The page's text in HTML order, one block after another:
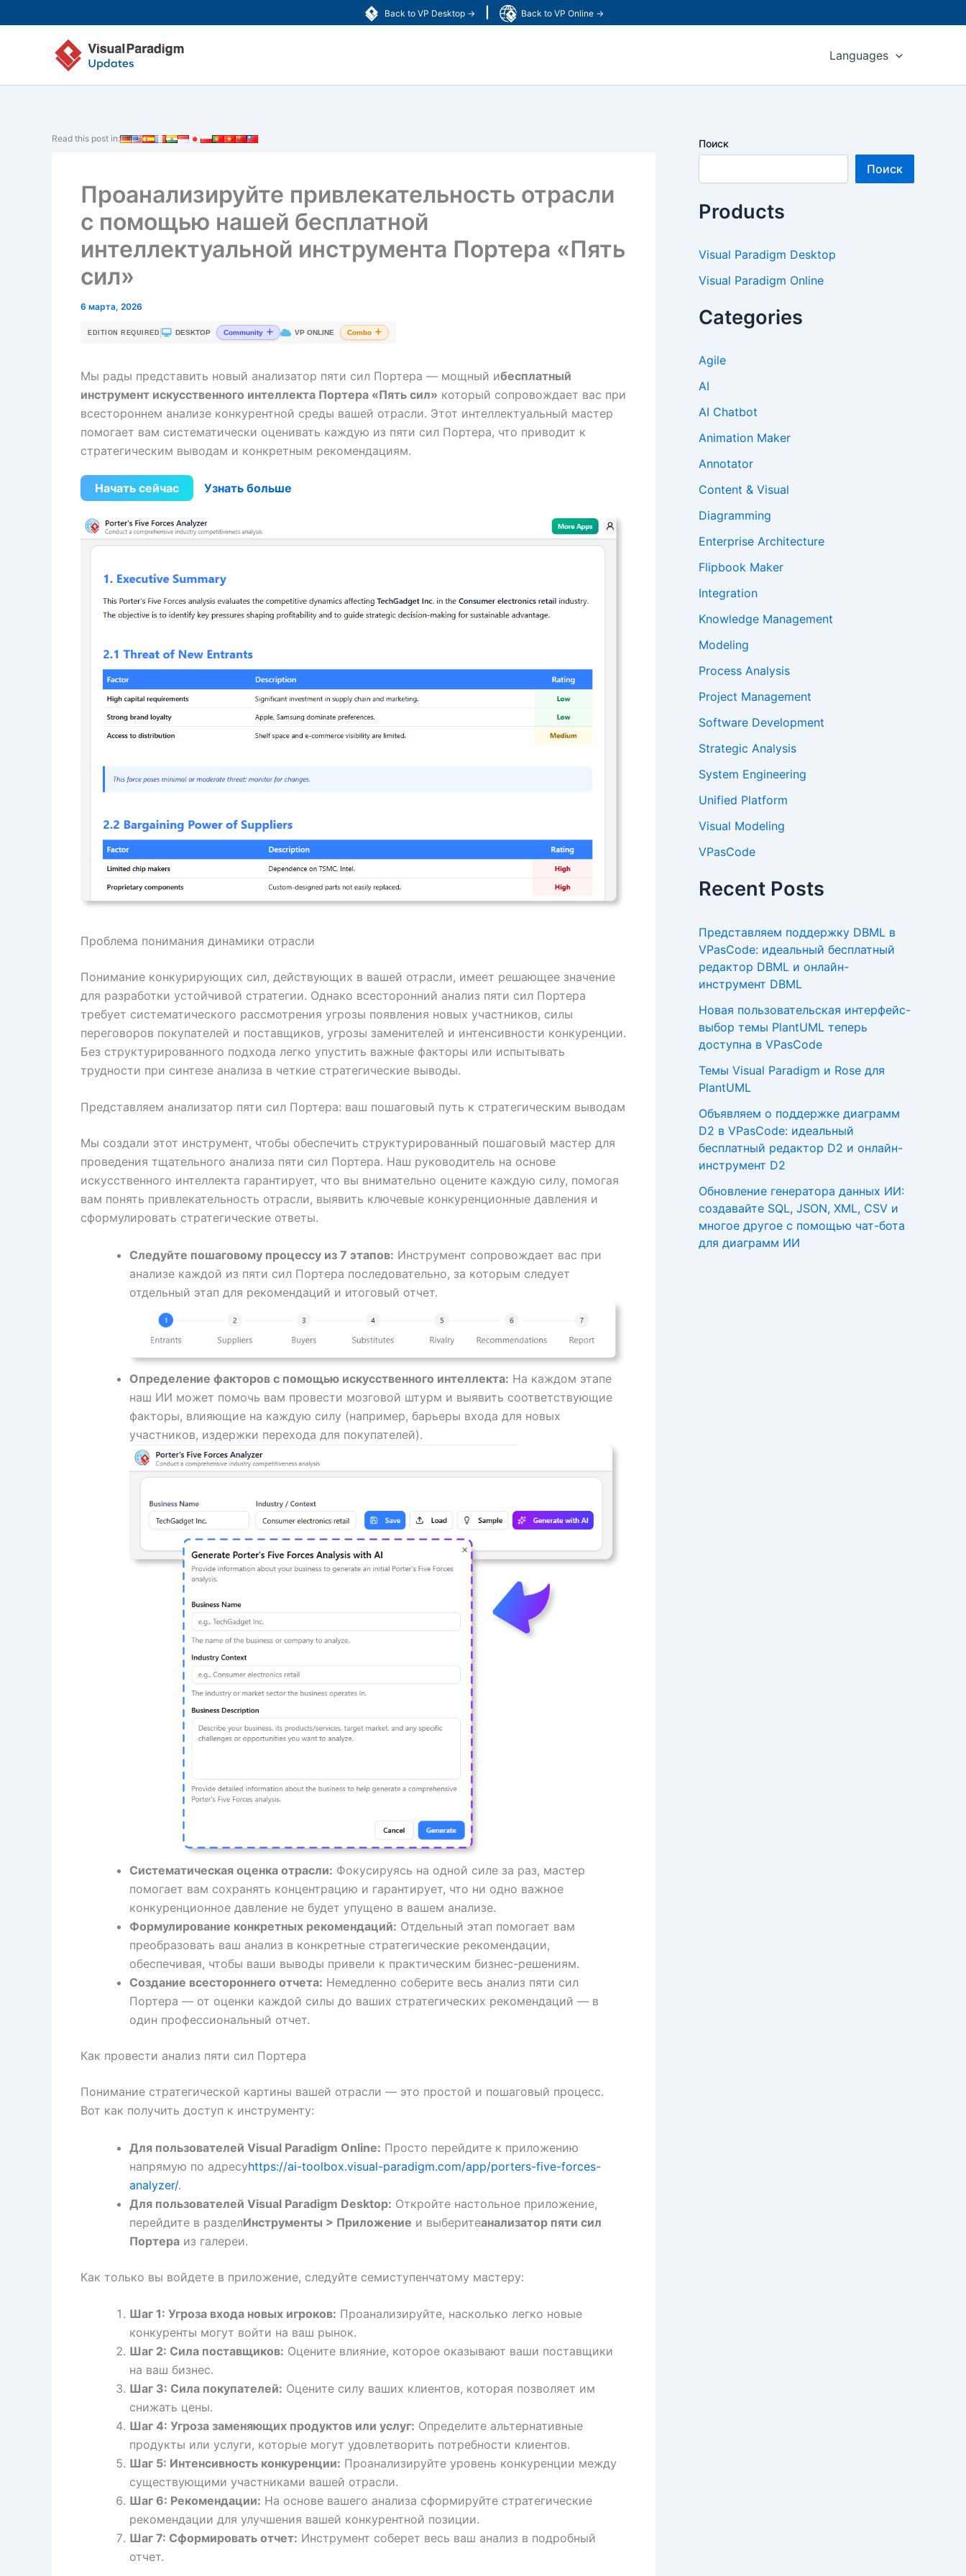
Back to VP Desktop → Back to VP Online →
к
содержимому
Languages
Read this post in:
Проанализируйте привлекательность отрасли
с помощью нашей бесплатной
интеллектуальной инструмента Портера «Пять
сил»
6 марта, 2026
EDITION REQUIRED DESKTOP Community VP ONLINE Combo
Мы рады представить новый анализатор пяти сил Портера — мощный ибесплатный
инструмент искусственного интеллекта Портера «Пять сил» который сопровождает вас при
всестороннем анализе конкурентной среды вашей отрасли. Этот интеллектуальный мастер
помогает вам систематически оценивать каждую из пяти сил Портера, что приводит к
стратегическим выводам и конкретным рекомендациям.
Начать сейчас Узнать больше
Проблема понимания динамики отрасли
Понимание конкурирующих сил, действующих в вашей отрасли, имеет решающее значение
для разработки устойчивой стратегии. Однако всесторонний анализ пяти сил Портера
требует систематического рассмотрения угрозы появления новых участников, силы
переговоров покупателей и поставщиков, угрозы заменителей и интенсивности конкуренции.
Без структурированного подхода легко упустить важные факторы или испытывать
трудности при синтезе анализа в четкие стратегические выводы.
Представляем анализатор пяти сил Портера: ваш пошаговый путь к стратегическим выводам
Мы создали этот инструмент, чтобы обеспечить структурированный пошаговый мастер для
проведения тщательного анализа пяти сил Портера. Наш руководитель на основе
искусственного интеллекта гарантирует, что вы внимательно оцените каждую силу, помогая
вам понять привлекательность отрасли, выявить ключевые конкуренционные давления и
сформулировать стратегические ответы.
Следуйте пошаговому процессу из 7 этапов: Инструмент сопровождает вас при
анализе каждой из пяти сил Портера последовательно, за которым следует
отдельный этап для рекомендаций и итоговый отчет.
Определение факторов с помощью искусственного интеллекта: На каждом этапе
наш ИИ может помочь вам провести мозговой штурм и выявить соответствующие
факторы, влияющие на каждую силу (например, барьеры входа для новых
участников, издержки перехода для покупателей).
Систематическая оценка отрасли: Фокусируясь на одной силе за раз, мастер
помогает вам сохранять концентрацию и гарантирует, что ни одно важное
конкуренционное давление не будет упущено в вашем анализе.
Формулирование конкретных рекомендаций: Отдельный этап помогает вам
преобразовать ваш анализ в конкретные стратегические рекомендации,
обеспечивая, чтобы ваши выводы привели к практическим бизнес-решениям.
Создание всестороннего отчета: Немедленно соберите весь анализ пяти сил
Портера — от оценки каждой силы до ваших стратегических рекомендаций — в
один профессиональный отчет.
Как провести анализ пяти сил Портера
Понимание стратегической картины вашей отрасли — это простой и пошаговый процесс.
Вот как получить доступ к инструменту:
Для пользователей Visual Paradigm Online: Просто перейдите к приложению
напрямую по адресуhttps://ai-toolbox.visual-paradigm.com/app/porters-five-forces-
analyzer/.
Для пользователей Visual Paradigm Desktop: Откройте настольное приложение,
перейдите в разделИнструменты > Приложение и выберитеанализатор пяти сил
Портера из галереи.
Как только вы войдете в приложение, следуйте семиступенчатому мастеру:
Шаг 1: Угроза входа новых игроков: Проанализируйте, насколько легко новые
конкуренты могут войти на ваш рынок.
Шаг 2: Сила поставщиков: Оцените влияние, которое оказывают ваши поставщики
на ваш бизнес.
Шаг 3: Сила покупателей: Оцените силу ваших клиентов, которая позволяет им
снижать цены.
Шаг 4: Угроза заменяющих продуктов или услуг: Определите альтернативные
продукты или услуги, которые могут удовлетворить потребности клиентов.
Шаг 5: Интенсивность конкуренции: Проанализируйте уровень конкуренции между
существующими участниками вашей отрасли.
Шаг 6: Рекомендации: На основе вашего анализа сформируйте стратегические
рекомендации для улучшения вашей конкурентной позиции.
Шаг 7: Сформировать отчет: Инструмент соберет весь ваш анализ в подробный
отчет.
Поиск
Поиск
Products
Visual Paradigm Desktop
Visual Paradigm Online
Categories
Agile
AI
AI Chatbot
Animation Maker
Annotator
Content & Visual
Diagramming
Enterprise Architecture
Flipbook Maker
Integration
Knowledge Management
Modeling
Process Analysis
Project Management
Software Development
Strategic Analysis
System Engineering
Unified Platform
Visual Modeling
VPasCode
Recent Posts
Представляем поддержку DBML в
VPasCode: идеальный бесплатный
редактор DBML и онлайн-
инструмент DBML
Новая пользовательская интерфейс-
выбор темы PlantUML теперь
доступна в VPasCode
Темы Visual Paradigm и Rose для
PlantUML
Объявляем о поддержке диаграмм
D2 в VPasCode: идеальный
бесплатный редактор D2 и онлайн-
инструмент D2
Обновление генератора данных ИИ:
создавайте SQL, JSON, XML, CSV и
многое другое с помощью чат-бота
для диаграмм ИИ